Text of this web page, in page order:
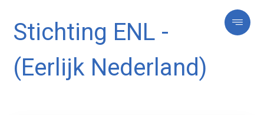
Stichting ENL -
(Eerlijk Nederland)